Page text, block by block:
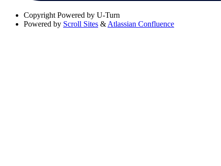
Copyright Powered by U-Turn
Powered by Scroll Sites & Atlassian Confluence